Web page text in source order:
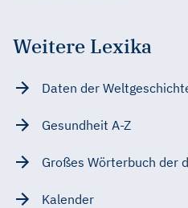
Weitere Lexika
Daten der
Gesundheit A-Z
Großes Wörterbuch der
Kalender